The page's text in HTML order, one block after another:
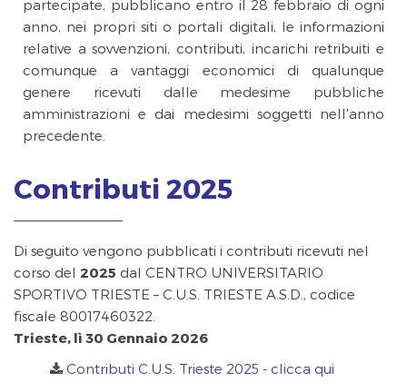
partecipate, pubblicano entro il 28 febbraio di ogni
anno, nei propri siti o portali digitali, le informazioni
relative a sovvenzioni, contributi, incarichi retribuiti e
comunque a vantaggi economici di qualunque
genere ricevuti dalle medesime pubbliche
amministrazioni e dai medesimi soggetti nell'anno
precedente.
Contributi 2025
Di seguito vengono pubblicati i contributi ricevuti nel
corso del 2025 dal CENTRO UNIVERSITARIO
SPORTIVO TRIESTE – C.U.S. TRIESTE A.S.D., codice
fiscale 80017460322.
Trieste, lì 30 Gennaio 2026
Contributi C.U.S. Trieste 2025 - clicca qui